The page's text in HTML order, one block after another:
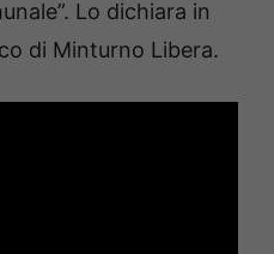
Lo dichiara in
di Minturno Libera.